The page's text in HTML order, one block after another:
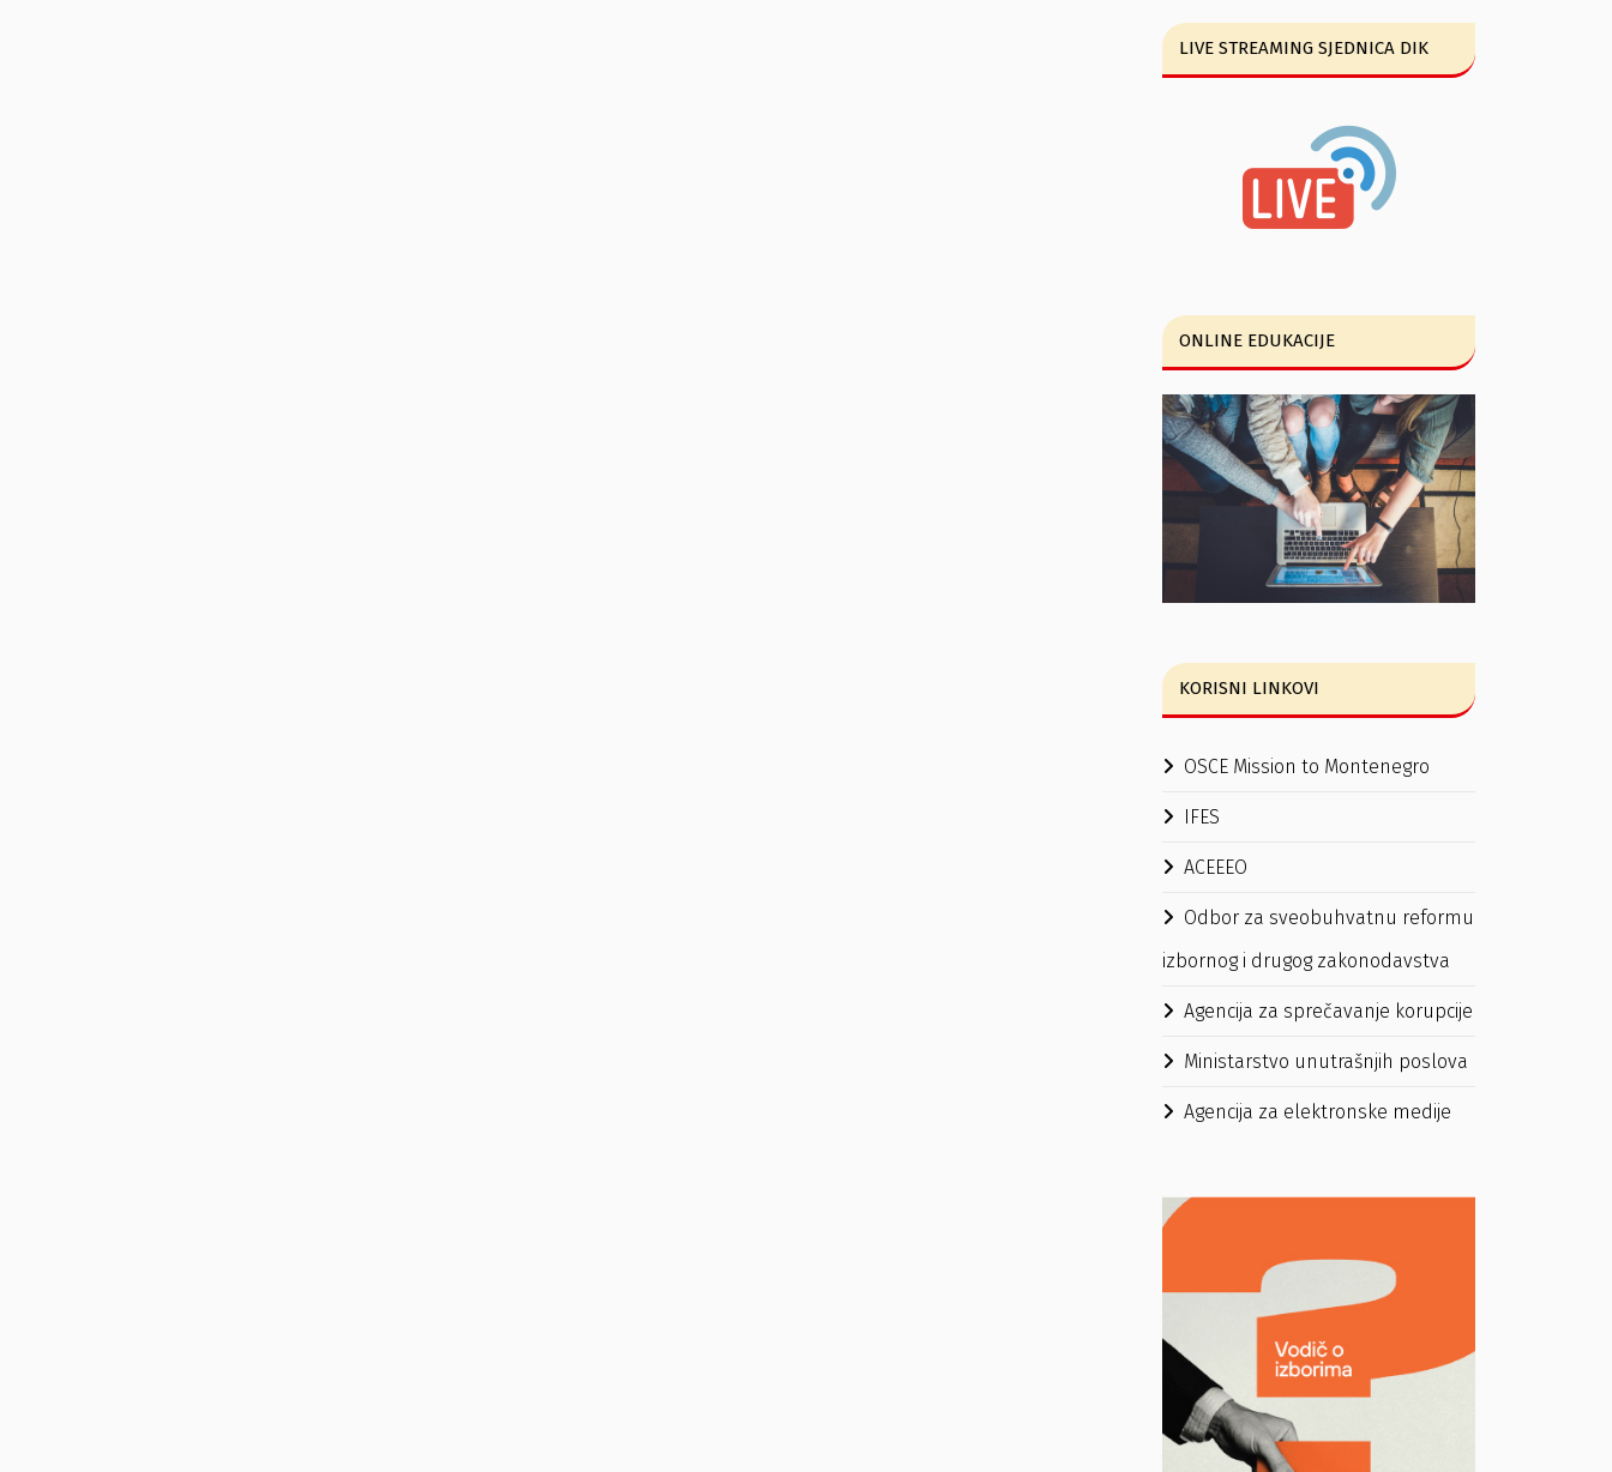
LIVE STREAMING SJEDNICA DIK
ONLINE EDUKACIJE
KORISNI LINKOVI
OSCE Mission to Montenegro
IFES
ACEEEO
Odbor za sveobuhvatnu reformu
izbornog i drugog zakonodavstva
Agencija za sprečavanje korupcije
Ministarstvo unutrašnjih poslova
Agencija za elektronske medije